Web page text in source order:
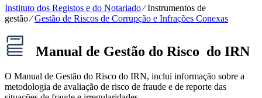
Instituto dos Registos e do Notariado⁄Instrumentos de
gestão⁄Gestão de Riscos de Corrupção e Infrações Conexas
Manual de Gestão do Risco do IRN
O Manual de Gestão do Risco do IRN, inclui informação sobre a
metodologia de avaliação de risco de fraude e de reporte das